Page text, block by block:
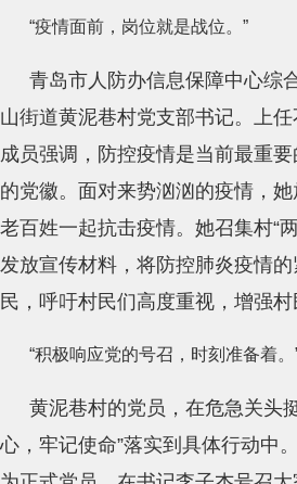
“疫情面前，岗位就是战位。”
青岛市人防办信息保障中心综
山街道黄泥巷村党支部书记。上
成员强调，防控疫情是当前最重
的党徽。面对来势汹汹的疫情，
老百姓一起抗击疫情。她召集村“
发放宣传材料，将防控肺炎疫情
民，呼吁村民们高度重视，增强
“积极响应党的号召，时刻准备着。
黄泥巷村的党员，在危急关头
心，牢记使命”落实到具体行动中